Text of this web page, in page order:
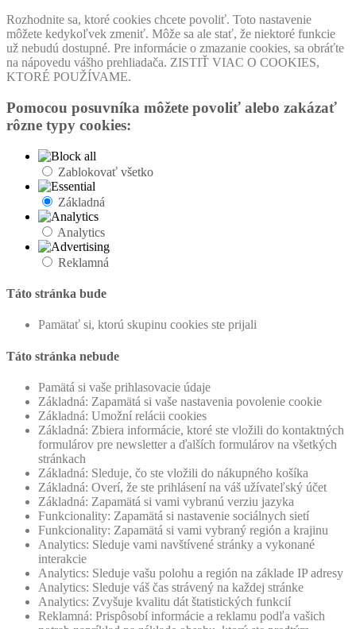
Rozhodnite sa, ktoré cookies chcete povoliť. Toto nastavenie
môžete kedykoľvek zmeniť. Môže sa ale stať, že niektoré funkcie
už nebudú dostupné. Pre informácie o zmazanie cookies, sa obráťte
na nápovedu vášho prehliadača. ZISTIŤ VIAC O COOKIES,
KTORÉ POUŽÍVAME.
Pomocou posuvníka môžete povoliť alebo zakázať
rôzne typy cookies:
Zablokovať všetko
Základná
Analytics
Reklamná
Táto stránka bude
Pamätať si, ktorú skupinu cookies ste prijali
Táto stránka nebude
Pamätá si vaše prihlasovacie údaje
Základná: Zapamätá si vaše nastavenia povolenie cookie
Základná: Umožní relácii cookies
Základná: Zbiera informácie, ktoré ste vložili do kontaktných
formulárov pre newsletter a ďalších formulárov na všetkých
stránkach
Základná: Sleduje, čo ste vložili do nákupného košíka
Základná: Overí, že ste prihlásení na váš užívateľský účet
Základná: Zapamätá si vami vybranú verziu jazyka
Funkcionality: Zapamätá si nastavenie sociálnych sietí
Funkcionality: Zapamätá si vami vybraný región a krajinu
Analytics: Sleduje vami navštívené stránky a vykonané
interakcie
Analytics: Sleduje vašu polohu a región na základe IP adresy
Analytics: Sleduje váš čas strávený na každej stránke
Analytics: Zvyšuje kvalitu dát štatistických funkcií
Reklamná: Prispôsobí informácie a reklamu podľa vašich